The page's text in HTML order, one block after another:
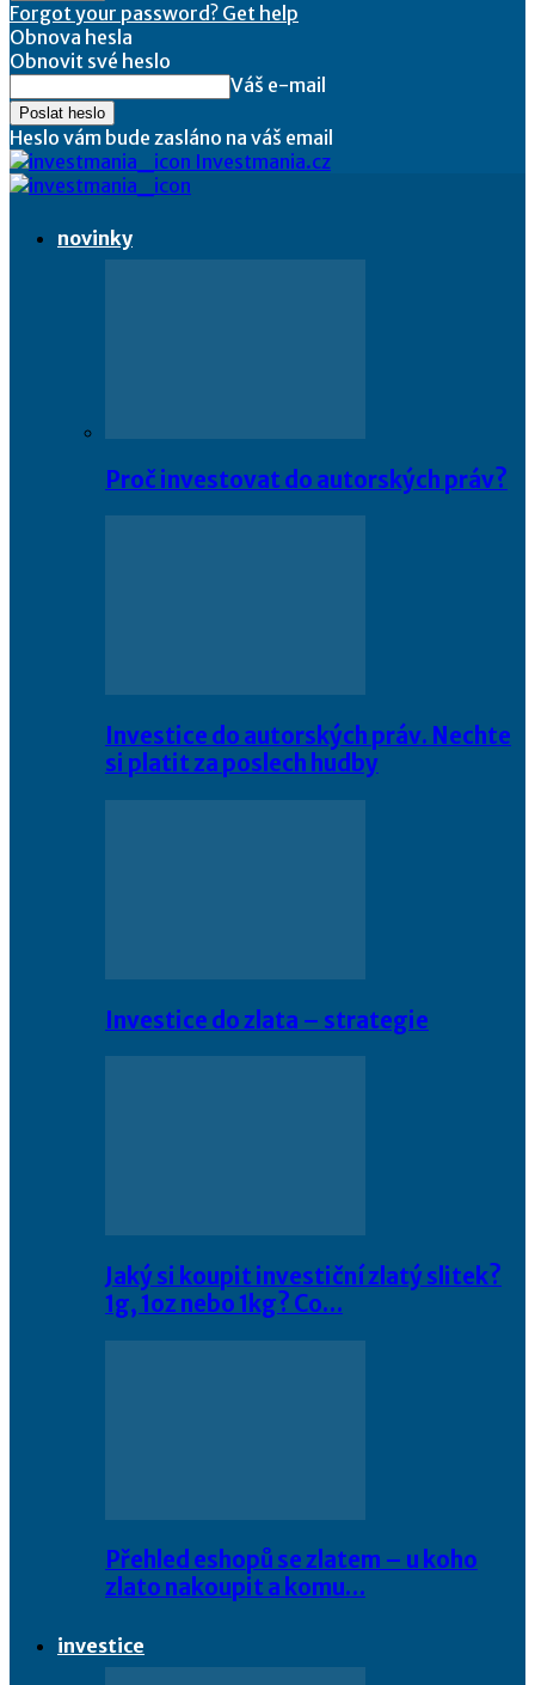
Forgot your password? Get help
Obnova hesla
Obnovit své heslo
Váš e-mail
Heslo vám bude zasláno na váš email
Investmania.cz
novinky
Proč investovat do autorských práv?
Investice do autorských práv. Nechte
si platit za poslech hudby
Investice do zlata – strategie
Jaký si koupit investiční zlatý slitek?
1g, 1oz nebo 1kg? Co…
Přehled eshopů se zlatem – u koho
zlato nakoupit a komu…
investice